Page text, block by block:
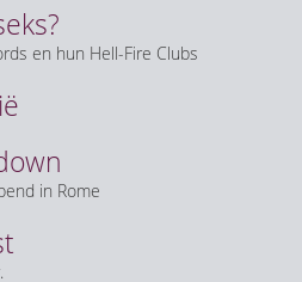
en hun Hell-Fire Clubs
in Rome